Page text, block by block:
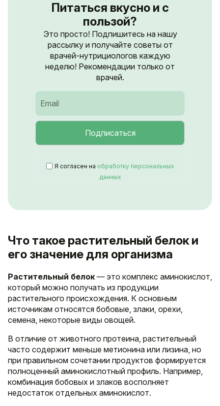
Питаться вкусно и с
пользой?
Это просто! Подпишитесь на нашу
рассылку и получайте советы от
врачей-нутрициологов каждую
неделю! Рекомендации только от
врачей.
Я согласен на обработку персональных
данных
Что такое растительный белок и
его значение для организма
Растительный белок — это комплекс аминокислот,
который можно получать из продукции
растительного происхождения. К основным
источникам относятся бобовые, злаки, орехи,
семена, некоторые виды овощей.
В отличие от животного протеина, растительный
часто содержит меньше метионина или лизина, но
при правильном сочетании продуктов формируется
полноценный аминокислотный профиль. Например,
комбинация бобовых и злаков восполняет
недостаток отдельных аминокислот.